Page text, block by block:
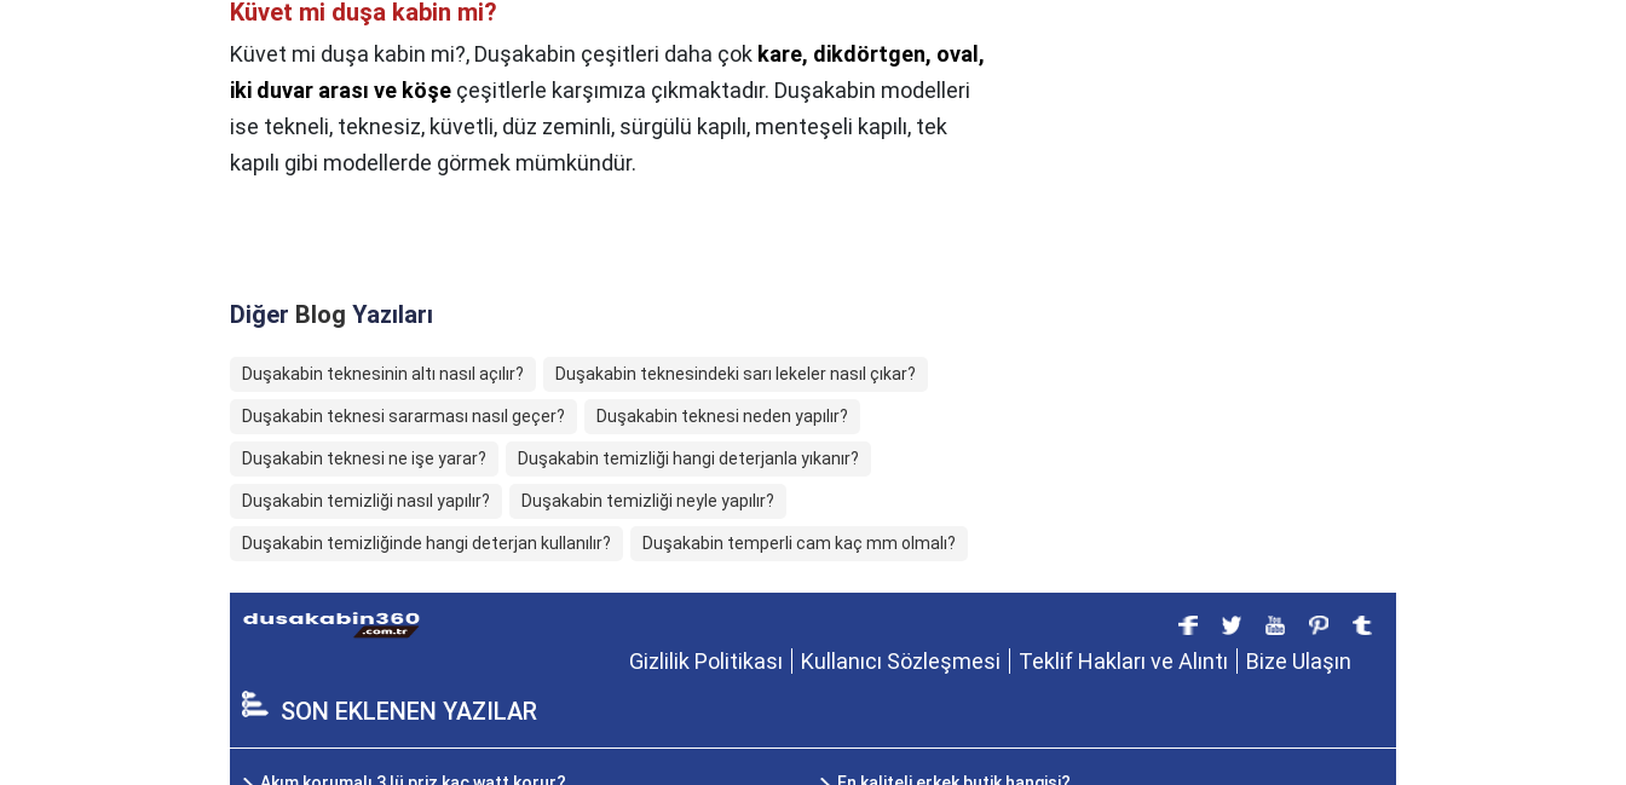
Küvet mi duşa kabin mi?
Küvet mi duşa kabin mi?, Duşakabin çeşitleri daha çok kare, dikdörtgen, oval,
iki duvar arası ve köşe çeşitlerle karşımıza çıkmaktadır. Duşakabin modelleri
ise tekneli, teknesiz, küvetli, düz zeminli, sürgülü kapılı, menteşeli kapılı, tek
kapılı gibi modellerde görmek mümkündür.
Diğer Blog Yazıları
Duşakabin teknesinin altı nasıl açılır? Duşakabin teknesindeki sarı lekeler nasıl çıkar?
Duşakabin teknesi sararması nasıl geçer? Duşakabin teknesi neden yapılır?
Duşakabin teknesi ne işe yarar? Duşakabin temizliği hangi deterjanla yıkanır?
Duşakabin temizliği nasıl yapılır? Duşakabin temizliği neyle yapılır?
Duşakabin temizliğinde hangi deterjan kullanılır? Duşakabin temperli cam kaç mm olmalı?
Gizlilik Politikası Kullanıcı Sözleşmesi Teklif Hakları ve Alıntı Bize Ulaşın
SON EKLENEN YAZILAR